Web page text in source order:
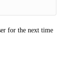
for the next time